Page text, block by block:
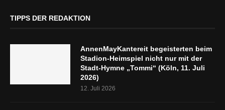
TIPPS DER REDAKTION
AnnenMayKantereit begeisterten beim
Stadion-Heimspiel nicht nur mit der
Stadt-Hymne „Tommi“ (Köln, 11. Juli
2026)
12. Juli 2026